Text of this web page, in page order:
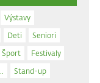
Výstavy
Deti
Seniori
Šport
Festivaly
Stand-up